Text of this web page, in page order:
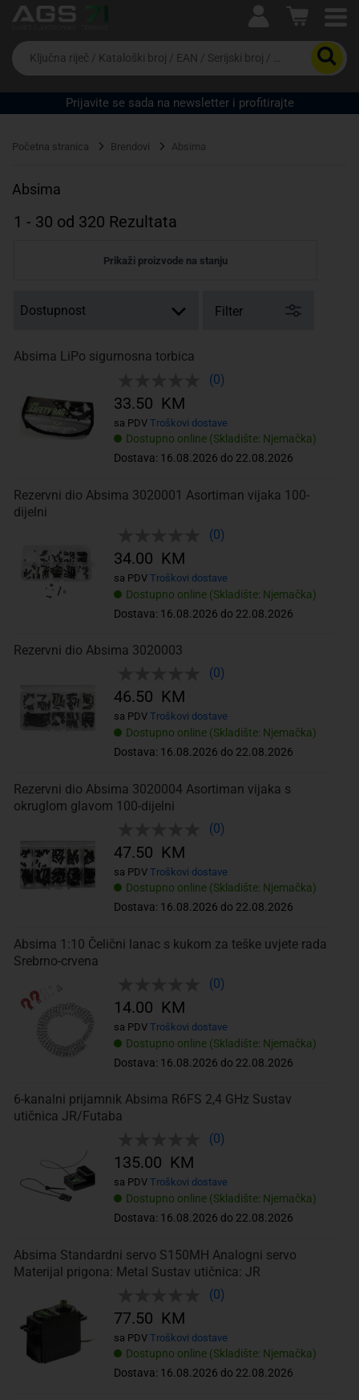
Ova postavka prilagođava asortiman proizvoda i
cijene vašim potrebama.
Da
biste
potražili
proizvod,
unesite
riječ,
EAN
serijski
Prijavite se sada na newsletter i profitirajte
Početna stranica Brendovi Absima
Absima
1 - 30 od 320 Rezultata
Prikaži proizvode na stanju
Filter
Absima LiPo sigurnosna torbica
(0)
Dostupno online (Skladište: Njemačka)
Dostava: 16.08.2026 do 22.08.2026
33.50 KM
sa PDV Troškovi dostave
Rezervni dio Absima 3020001 Asortiman vijaka 100-
dijelni
(0)
Dostupno online (Skladište: Njemačka)
Dostava: 16.08.2026 do 22.08.2026
34.00 KM
sa PDV Troškovi dostave
Rezervni dio Absima 3020003
(0)
Dostupno online (Skladište: Njemačka)
Dostava: 16.08.2026 do 22.08.2026
46.50 KM
sa PDV Troškovi dostave
Rezervni dio Absima 3020004 Asortiman vijaka s
okruglom glavom 100-dijelni
(0)
Dostupno online (Skladište: Njemačka)
Dostava: 16.08.2026 do 22.08.2026
47.50 KM
sa PDV Troškovi dostave
Absima 1:10 Čelični lanac s kukom za teške uvjete rada
Srebrno-crvena
(0)
Dostupno online (Skladište: Njemačka)
Dostava: 16.08.2026 do 22.08.2026
14.00 KM
sa PDV Troškovi dostave
6-kanalni prijamnik Absima R6FS 2,4 GHz Sustav
utičnica JR/Futaba
(0)
Dostupno online (Skladište: Njemačka)
Dostava: 16.08.2026 do 22.08.2026
135.00 KM
sa PDV Troškovi dostave
Absima Standardni servo S150MH Analogni servo
Materijal prigona: Metal Sustav utičnica: JR
(0)
Dostupno online (Skladište: Njemačka)
Dostava: 16.08.2026 do 22.08.2026
77.50 KM
sa PDV Troškovi dostave